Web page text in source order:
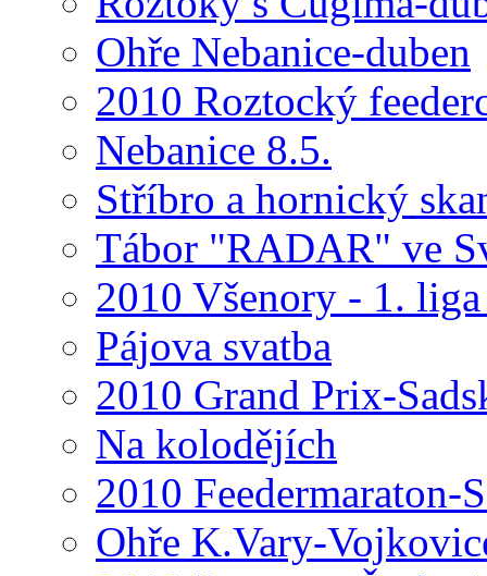
Ohře Nebanice-duben
2010 Roztocký
Nebanice 8.5.
Stříbro a hornický
Tábor "RADAR" ve
2010 Všenory - 1. liga
Pájova svatba
2010 Grand Prix-
Na kolodějích
2010 Feedermaraton-
Ohře K.Vary-